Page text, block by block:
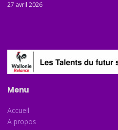
27 avril 2026
Menu
Accueil
A propos